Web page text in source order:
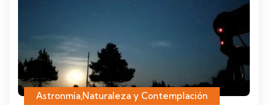
Astronmía,Naturaleza y Contemplación